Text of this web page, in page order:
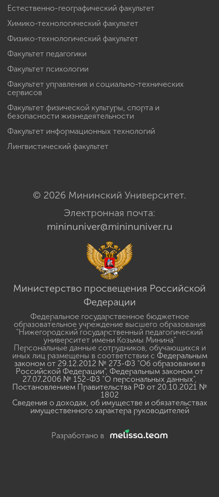
Естественно-географический факультет
Химико-технологический факультет
Физико-технологический факультет
Факультет педагогики
Факультет психологии
Факультет управления и социально-технических
сервисов
Факультет физической культуры, спорта и
безопасности жизнедеятельности
Факультет информационных технологий
Лингвистический факультет
© 2026 Мининский Университет.
Электронная почта:
mininuniver@mininuniver.ru
Министерство просвещения Российской
Федерации
Федеральное государственное бюджетное
образовательное учреждение высшего образования
"Нижегородский государственный педагогический
университет имени Козьмы Минина"
Персональные данные сотрудников, обучающихся и
иных лиц размещены в соответствии с Федеральным
законом от 29.12.2012 № 273-ФЗ "Об образовании в
Российской Федерации", Федеральным законом от
27.07.2006 № 152-ФЗ "О персональных данных",
Постановлением Правительства РФ от 20.10.2021 №
1802
Сведения о доходах, об имуществе и обязательствах
имущественного характера руководителей
Разработано в